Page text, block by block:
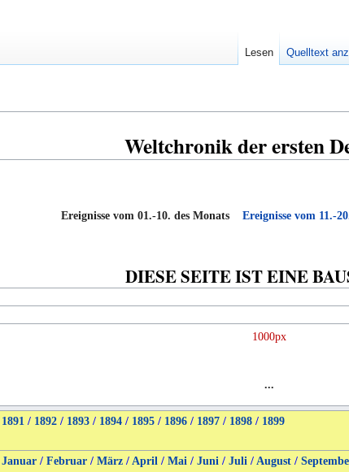
Weltchronik der ersten
Ereignisse vom 01.-10. des Monats Ereignisse vom 11.-
DIESE SEITE IST EINE
1000px
...
1891/ 1892/ 1893/ 1894/ 1895/ 1896/ 1897/ 1898/ 1899
Januar/ Februar/ März/ April/ Mai/ Juni/ Juli/ August/
Lesen Quelltext